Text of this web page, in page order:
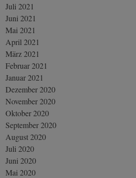
Juli 2021
Juni 2021
Mai 2021
April 2021
März 2021
Februar 2021
Januar 2021
Dezember 2020
November 2020
Oktober 2020
September 2020
August 2020
Juli 2020
Juni 2020
Mai 2020